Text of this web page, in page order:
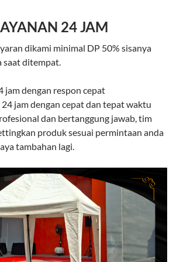
24 JAM
dikami minimal DP 50% sisanya
saat ditempat.
jam dengan respon cepat
jam dengan cepat dan tepat waktu
dan bertanggung jawab, tim
produk sesuai permintaan anda
tambahan lagi.